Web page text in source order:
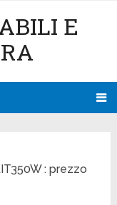
E
: prezzo